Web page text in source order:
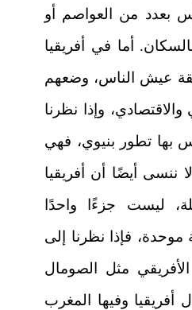
بعدد من العواصم أو
أما في أفريقيا
عيش الناس، وضعهم
والاقتصادي، وإذا نظرنا
بها تطور بنيوي، فهي
ننسى أيضًا أن أفريقيا
ليست جزءًا واحدًا
موحدة، فإذا نظرنا إلى
الأفريقي مثل الصومال
أفريقيا وفيها المغرب